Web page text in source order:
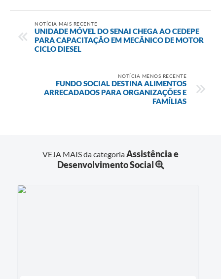
NOTÍCIA MAIS RECENTE
UNIDADE MÓVEL DO SENAI CHEGA AO CEDEPE
PARA CAPACITAÇÃO EM MECÂNICO DE MOTOR
CICLO DIESEL
NOTÍCIA MENOS RECENTE
FUNDO SOCIAL DESTINA ALIMENTOS
ARRECADADOS PARA ORGANIZAÇÕES E
FAMÍLIAS
VEJA MAIS da categoriaAssistência e
Desenvolvimento Social